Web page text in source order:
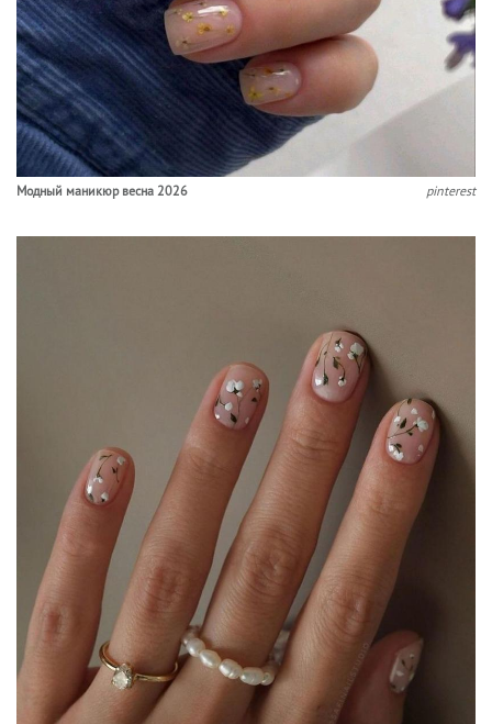
Модный маникюр весна 2026 pinterest